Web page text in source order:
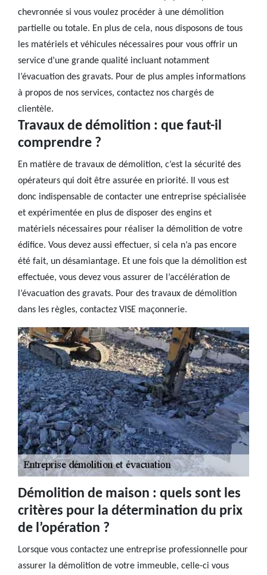
chevronnée si vous voulez procéder à une démolition
partielle ou totale. En plus de cela, nous disposons de tous
les matériels et véhicules nécessaires pour vous offrir un
service d’une grande qualité incluant notamment
l’évacuation des gravats. Pour de plus amples informations
à propos de nos services, contactez nos chargés de
clientèle.
Travaux de démolition : que faut-il
comprendre ?
En matière de travaux de démolition, c’est la sécurité des
opérateurs qui doit être assurée en priorité. Il vous est
donc indispensable de contacter une entreprise spécialisée
et expérimentée en plus de disposer des engins et
matériels nécessaires pour réaliser la démolition de votre
édifice. Vous devez aussi effectuer, si cela n’a pas encore
été fait, un désamiantage. Et une fois que la démolition est
effectuée, vous devez vous assurer de l’accélération de
l’évacuation des gravats. Pour des travaux de démolition
dans les règles, contactez VISE maçonnerie.
Démolition de maison : quels sont les
critères pour la détermination du prix
de l’opération ?
Lorsque vous contactez une entreprise professionnelle pour
assurer la démolition de votre immeuble, celle-ci vous